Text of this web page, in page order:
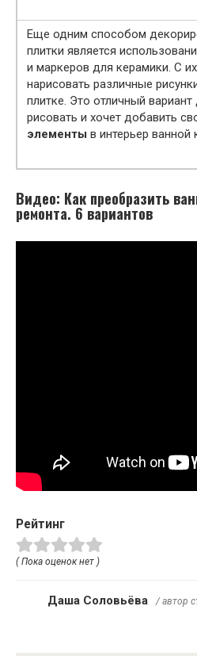
Еще одним способом
плитки является
и маркеров для керамики. С
нарисовать различные
плитке. Это отличный
рисовать и хочет добавить
элементы в интерьер ванной
Видео: Как преобразить
ремонта. 6 вариантов
Рейтинг
( Пока оценок нет )
Даша Соловьёва / автор